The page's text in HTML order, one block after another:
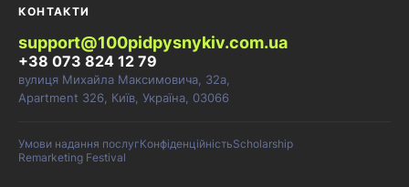
КОНТАКТИ
support@100pidpysnykiv.com.ua
+38 073 824 12 79
вулиця Михайла Максимовича, 32а,
Apartment 326, Київ, Україна, 03066
Умови надання послугКонфіденційністьScholarship
Remarketing Festival